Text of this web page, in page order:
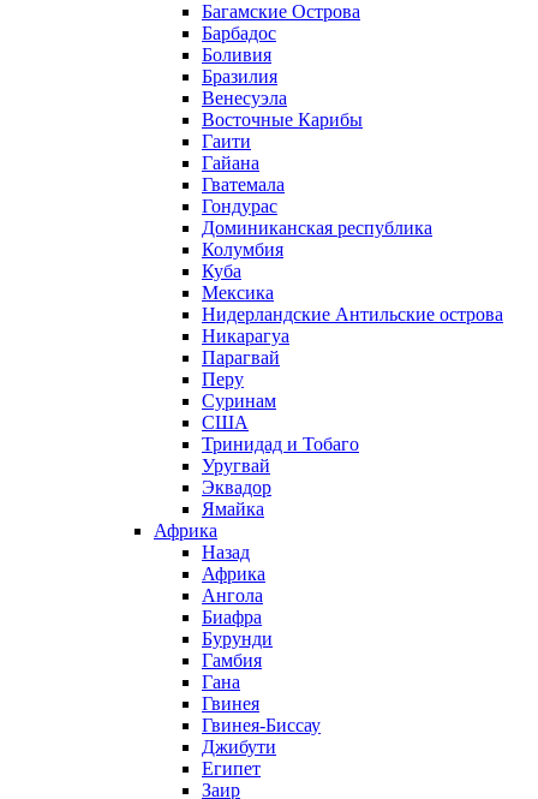
Багамские Острова
Барбадос
Боливия
Бразилия
Венесуэла
Восточные Карибы
Гаити
Гайана
Гватемала
Гондурас
Доминиканская республика
Колумбия
Куба
Мексика
Нидерландские Антильские острова
Никарагуа
Парагвай
Перу
Суринам
США
Тринидад и Тобаго
Уругвай
Эквадор
Ямайка
Африка
Назад
Африка
Ангола
Биафра
Бурунди
Гамбия
Гана
Гвинея
Гвинея-Биссау
Джибути
Египет
Заир